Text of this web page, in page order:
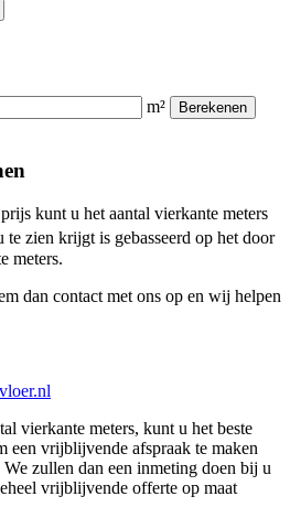
m² Berekenen
kunt u het aantal vierkante meters
zien krijgt is gebasseerd op het door
meters.
dan contact met ons op en wij helpen
vierkante meters, kunt u het beste
een vrijblijvende afspraak te maken
zullen dan een inmeting doen bij u
vrijblijvende offerte op maat